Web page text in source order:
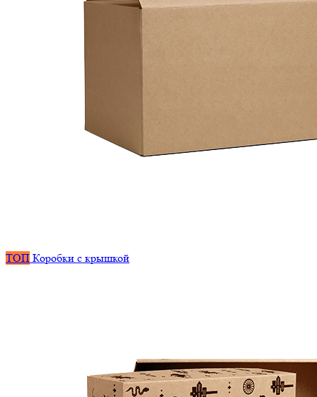
ТОП Коробки с крышкой